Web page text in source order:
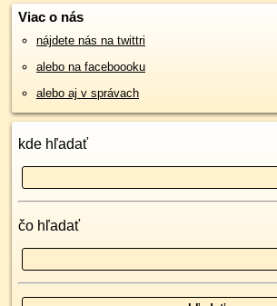
Viac o nás
nájdete nás na twittri
alebo na faceboooku
alebo aj v správach
kde hľadať
čo hľadať